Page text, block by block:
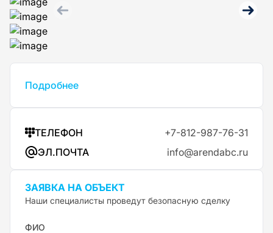
Подробнее
ТЕЛЕФОН
+7-812-987-76-31
ЭЛ.ПОЧТА
info@arendabc.ru
ЗАЯВКА НА ОБЪЕКТ
Наши специалисты проведут безопасную сделку
ФИО